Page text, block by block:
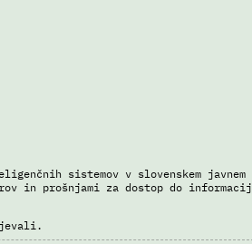
sistemov v slovenskem javnem
in prošnjami za dostop do informacij